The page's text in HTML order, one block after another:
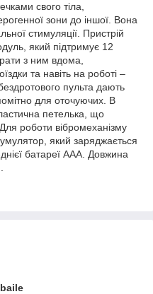
свого тіла,
зони до іншої. Вона
стимуляції. Пристрій
який підтримує 12
з ним вдома,
та навіть на роботі –
пульта дають
для оточуючих. В
петелька, що
роботи вібромеханізму
який заряджається
батареї ААА. Довжина